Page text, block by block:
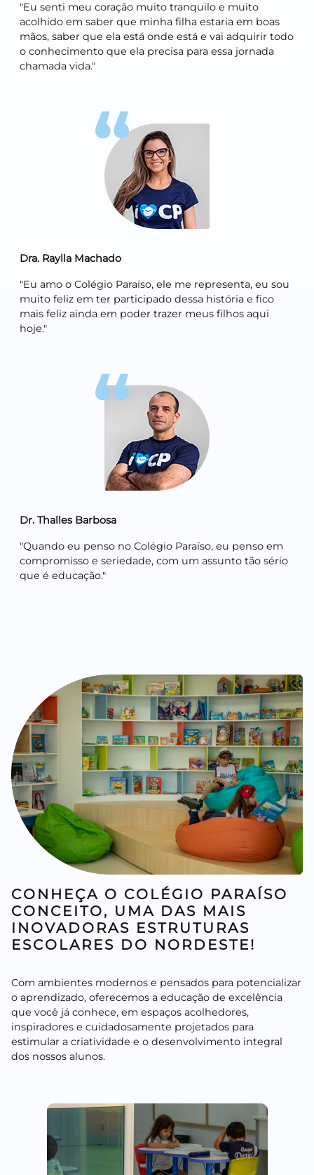
"Eu senti meu coração muito tranquilo e muito
acolhido em saber que minha filha estaria em boas
mãos, saber que ela está onde está e vai adquirir todo
o conhecimento que ela precisa para essa jornada
chamada vida."
Dra. Raylla Machado
"Eu amo o Colégio Paraíso, ele me representa, eu sou
muito feliz em ter participado dessa história e fico
mais feliz ainda em poder trazer meus filhos aqui
hoje."
Dr. Thalles Barbosa
"Quando eu penso no Colégio Paraíso, eu penso em
compromisso e seriedade, com um assunto tão sério
que é educação."
CONHEÇA O COLÉGIO PARAÍSO
CONCEITO, UMA DAS MAIS
INOVADORAS ESTRUTURAS
ESCOLARES DO NORDESTE!
Com ambientes modernos e pensados para potencializar
o aprendizado, oferecemos a educação de excelência
que você já conhece, em espaços acolhedores,
inspiradores e cuidadosamente projetados para
estimular a criatividade e o desenvolvimento integral
dos nossos alunos.